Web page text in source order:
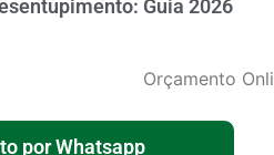
Guia 2026
por Whatsapp